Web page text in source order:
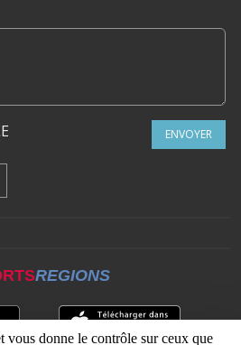
ENVOYER
REGIONS
vous donne le contrôle sur ceux que